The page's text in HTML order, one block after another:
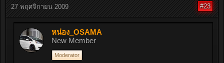
27 พฤศจิกายน 2009 #23
หน่อง_OSAMA
New Member
Moderator